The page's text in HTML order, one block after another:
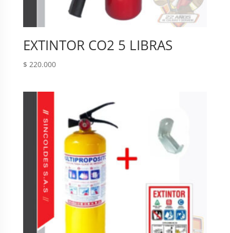
EXTINTOR CO2 5 LIBRAS
$ 220.000